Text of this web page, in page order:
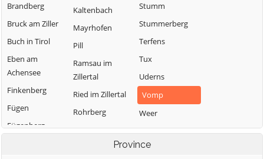
Brandberg
Bruck am Ziller
Buch in Tirol
Eben am
Achensee
Finkenberg
Fügen
Fügenberg
Kaltenbach
Mayrhofen
Pill
Ramsau im
Zillertal
Ried im Zillertal
Rohrberg
Schlitters
Stumm
Stummerberg
Terfens
Tux
Uderns
Vomp
Weer
Weerberg
Wiesing
Province